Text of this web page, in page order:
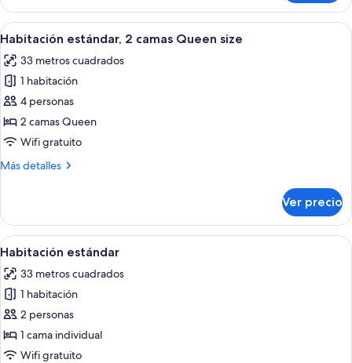
al
lago
estándar,
camas
size,
balcón,
vista
al
lago
Abrir
todas
las
fotos
de
Habitación
estándar,
camas
Habitación de hotel con dos camas,
5
Habitación estándar, 2 camas Queen size
33 metros cuadrados
1 habitación
4 personas
2 camas Queen
Wifi gratuito
Más detalles
Más
estándar,
camas
size
Ver precio
Abrir
todas
las
fotos
de
Habitación
estándar
Habitación de hotel con cama,
5
Habitación estándar
33 metros cuadrados
1 habitación
2 personas
1 cama individual
Wifi gratuito